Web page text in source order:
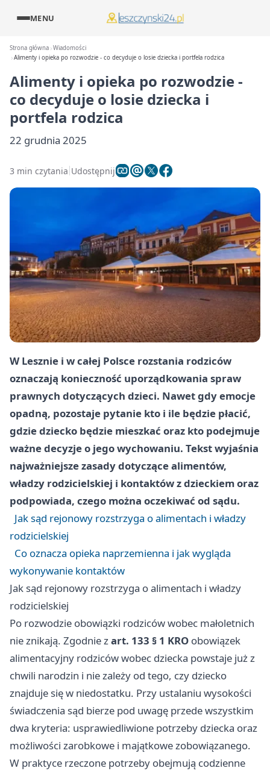
MENU
Strona główna Wiadomości
Alimenty i opieka po rozwodzie - co decyduje o losie dziecka i portfela rodzica
Alimenty i opieka po rozwodzie -
co decyduje o losie dziecka i
portfela rodzica
22 grudnia 2025
3 min czytania Udostępnij
W Lesznie i w całej Polsce rozstania rodziców
oznaczają konieczność uporządkowania spraw
prawnych dotyczących dzieci. Nawet gdy emocje
opadną, pozostaje pytanie kto i ile będzie płacić,
gdzie dziecko będzie mieszkać oraz kto podejmuje
ważne decyzje o jego wychowaniu. Tekst wyjaśnia
najważniejsze zasady dotyczące alimentów,
władzy rodzicielskiej i kontaktów z dzieckiem oraz
podpowiada, czego można oczekiwać od sądu.
Jak sąd rejonowy rozstrzyga o alimentach i władzy
rodzicielskiej
Co oznacza opieka naprzemienna i jak wygląda
wykonywanie kontaktów
Jak sąd rejonowy rozstrzyga o alimentach i władzy
rodzicielskiej
Po rozwodzie obowiązki rodziców wobec małoletnich
nie znikają. Zgodnie zart. 133 § 1 KRO obowiązek
alimentacyjny rodziców wobec dziecka powstaje już z
chwili narodzin i nie zależy od tego, czy dziecko
znajduje się w niedostatku. Przy ustalaniu wysokości
świadczenia sąd bierze pod uwagę przede wszystkim
dwa kryteria: usprawiedliwione potrzeby dziecka oraz
możliwości zarobkowe i majątkowe zobowiązanego.
W praktyce rzeczone potrzeby obejmują codzienne